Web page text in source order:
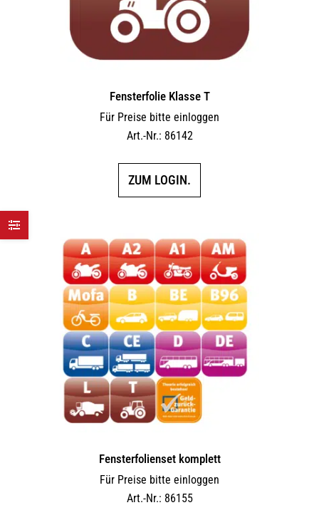
Fensterfolie Klasse T
Für Preise bitte einloggen
Art.-Nr.: 86142
ZUM LOGIN.
Fensterfolienset komplett
Für Preise bitte einloggen
Art.-Nr.: 86155